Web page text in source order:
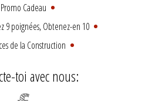
Promo Cadeau
9 poignées, Obtenez-en 10
de la Construction
toi avec nous: